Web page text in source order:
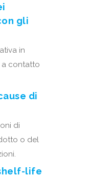
gli
in
a contatto
di
di
o del
life